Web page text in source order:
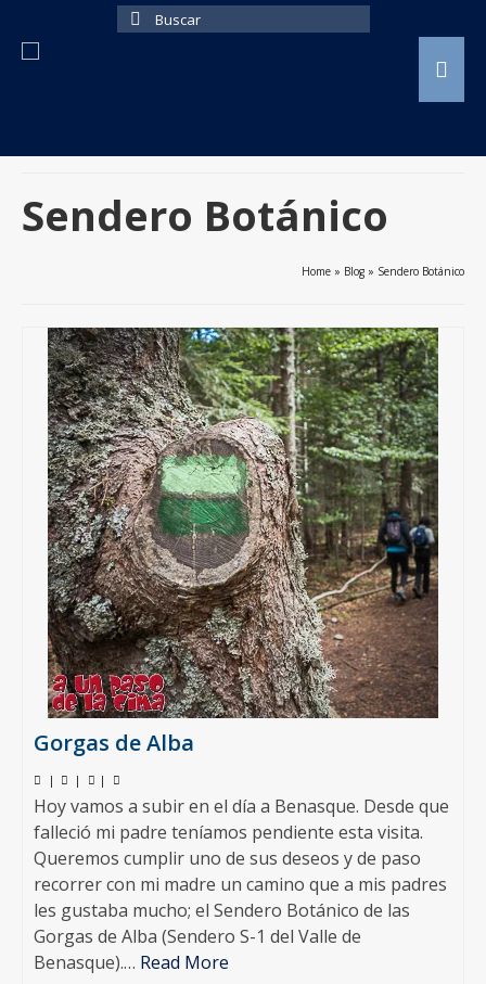
Buscar
Sendero Botánico
Home » Blog » Sendero Botánico
Gorgas de Alba
| | |
Hoy vamos a subir en el día a Benasque. Desde que
falleció mi padre teníamos pendiente esta visita.
Queremos cumplir uno de sus deseos y de paso
recorrer con mi madre un camino que a mis padres
les gustaba mucho; el Sendero Botánico de las
Gorgas de Alba (Sendero S-1 del Valle de
Benasque).… Read More